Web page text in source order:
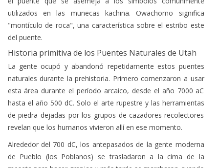
"montículo de roca", una característica sobre el estribo este
Historia primitiva de los Puentes Naturales de Utah
La gente ocupó y abandonó repetidamente estos puentes
naturales durante la prehistoria. Primero comenzaron a usar
esta área durante el período arcaico, desde el año 7000 aC
hasta el año 500 dC. Solo el arte rupestre y las herramientas
de piedra dejadas por los grupos de cazadores-recolectores
revelan que los humanos vivieron allí en ese momento.
Alrededor del 700 dC, los antepasados de la gente moderna
meseta para hacer granjas y más tarde se marcharon cuando
cambió el entorno natural. Alrededor del año 1100 dC, los